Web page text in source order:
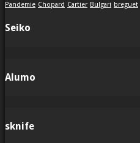
Pandemie Chopard Cartier Bulgari breguet
Seiko
Alumo
sknife